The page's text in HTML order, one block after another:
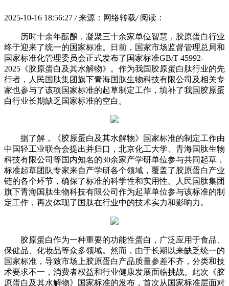
2025-10-16 18:56:27 / 来源：网络转载/ 阅读：
历时十余年酝酿，凝聚三十余家单位智慧，胶原蛋白行业
终于迎来了统一的国家标准。日前，国家市场监督管理总局和
国家标准化管理委员会正式发布了国家标准GB/T 45992-
2025《胶原蛋白及其水解物》。作为我国胶原蛋白肽行业的先
行者，人民国肽集团旗下青海国肽生物科技有限公司及相关专
家也参与了该项国家标准的起草制定工作，填补了我国胶原蛋
白行业长期缺乏国家标准的空白。
据了解，《胶原蛋白及其水解物》国家标准的制定工作由
中国轻工业联合会提出并归口，北京化工大学、青海国肽生物
科技有限公司等国内知名的30余家产学研单位参与共同起草，
标准起草团队专家来自产学研各个领域，覆盖了胶原蛋白产业
链的各个环节，确保了标准的科学性和实用性。人民国肽集团
旗下青海国肽生物科技有限公司作为起草单位参与该标准的制
定工作，再次体现了国肽在行业中的技术实力和影响力。
胶原蛋白作为一种重要的功能性蛋白，广泛应用于食品、
保健品、化妆品等众多领域。然而，由于长期以来缺乏统一的
国家标准，导致市场上胶原蛋白产品质量参差不齐，分类和技
术要求不一，消费者权益和行业健康发展面临挑战。此次《胶
原蛋白及其水解物》国家标准的发布，首次从国家标准层面对